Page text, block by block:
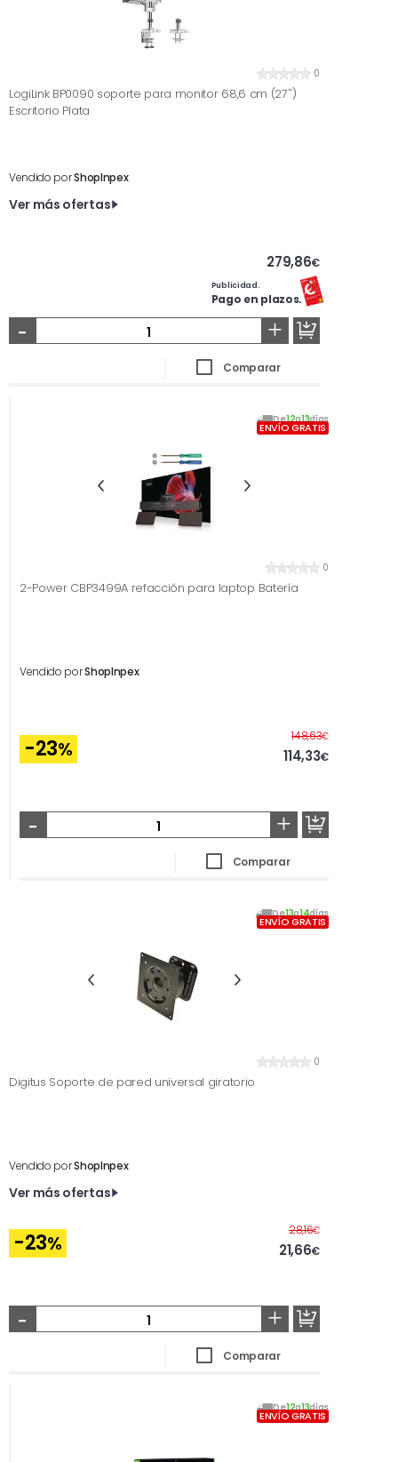
0
LogiLink BP0090 soporte para monitor 68,6 cm (27'')
Escritorio Plata
Vendido porShopInpex
Ver más ofertas
279,86€
Publicidad.
Pago en plazos.
- +
Comparar
De12a13días
ENVÍO GRATIS
0
2-Power CBP3499A refacción para laptop Batería
Vendido porShopInpex
-23%
148,63€Antes
114,33€
- +
Comparar
De13a14días
ENVÍO GRATIS
0
Digitus Soporte de pared universal giratorio
Vendido porShopInpex
Ver más ofertas
-23%
28,16€Antes
21,66€
- +
Comparar
De12a13días
ENVÍO GRATIS